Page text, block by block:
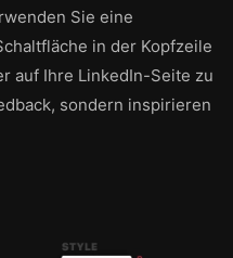
Sie eine
in der Kopfzeile
auf Ihre LinkedIn-Seite zu
sondern inspirieren